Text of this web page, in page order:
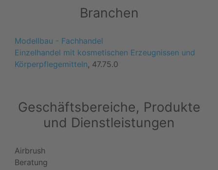
Branchen
Modellbau - Fachhandel
Einzelhandel mit kosmetischen Erzeugnissen und
Körperpflegemitteln, 47.75.0
Geschäftsbereiche, Produkte
und Dienstleistungen
Airbrush
Beratung